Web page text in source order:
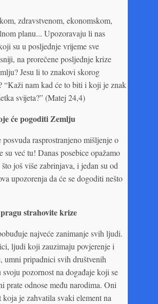
zdravstvenom, ekonomskom,
planu... Upozoravaju li nas
su u posljednje vrijeme sve
na prorečene posljednje krize
Jesu li to znakovi skorog
“Kaži nam kad će to biti i koji je znak
svijeta?” (Matej 24,4)
će pogoditi Zemlju
rasprostranjeno mišljenje o
su već tu! Danas posebice opažamo
još više zabrinjava, i jedan su od
upozorenja da će se dogoditi nešto
strahovite krize
najveće zanimanje svih ljudi.
ljudi koji zauzimaju povjerenje i
umni pripadnici svih društvenih
pozornost na događaje koji se
prate odnose među narodima. Oni
koja je zahvatila svaki element na